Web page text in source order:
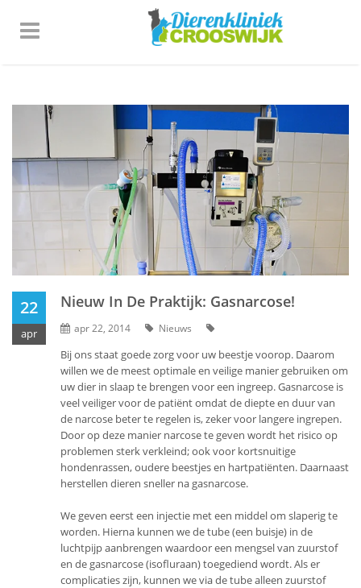
22
apr
Nieuw In De Praktijk: Gasnarcose!
apr 22, 2014 Nieuws
Bij ons staat goede zorg voor uw beestje voorop. Daarom
willen we de meest optimale en veilige manier gebruiken om
uw dier in slaap te brengen voor een ingreep. Gasnarcose is
veel veiliger voor de patiënt omdat de diepte en duur van
de narcose beter te regelen is, zeker voor langere ingrepen.
Door op deze manier narcose te geven wordt het risico op
problemen sterk verkleind; ook voor kortsnuitige
hondenrassen, oudere beestjes en hartpatiënten. Daarnaast
herstellen dieren sneller na gasnarcose.
We geven eerst een injectie met een middel om slaperig te
worden. Hierna kunnen we de tube (een buisje) in de
luchtpijp aanbrengen waardoor een mengsel van zuurstof
en de gasnarcose (isofluraan) toegediend wordt. Als er
complicaties zijn, kunnen we via de tube alleen zuurstof